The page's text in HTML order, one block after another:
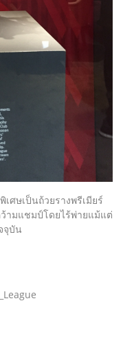
ศษเป็นถ้วยรางพรีเมียร์
ามแชมป์โดยไร้พ่ายแม้แต่
จุบัน